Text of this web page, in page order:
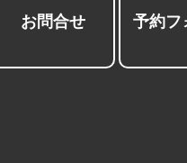
お問合せ 予約フ